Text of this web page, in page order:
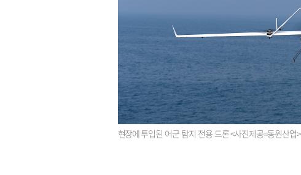
현장에 투입된 어군 탐지 전용 드론 <사진제공=동원산업>